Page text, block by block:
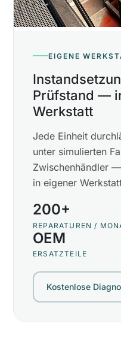
EIGENE
Prüfstand —
Werkstatt
Jede Einheit
unter simulierten
Zwischenhändler
in eigener
200+
REPARATUREN /
OEM
ERSATZTEILE
Kostenlose